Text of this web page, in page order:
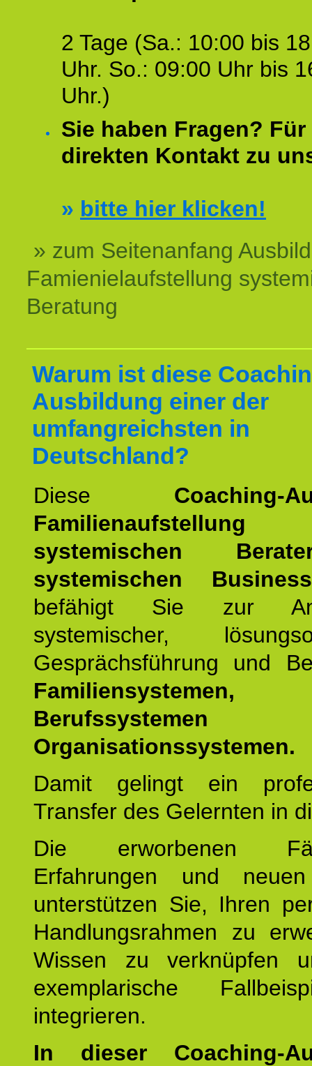
2 Tage (Sa.: 10:00 bis
Uhr. So.: 09:00 Uhr bis
Uhr.)
Sie haben Fragen?
direkten Kontakt zu
» bitte hier klicken!
» zum Seitenanfang
Famienielaufstellung
Beratung
Warum ist diese
Ausbildung einer der
umfangreichsten in
Deutschland?
Diese Coaching-
Familienaufstellung
systemischen
systemischen
befähigt Sie zur
systemischer,
Gesprächsführung und
Familiensystemen,
Organisationssystemen.
Damit gelingt ein
Transfer des Gelernten in
Die erworbenen
Erfahrungen und
unterstützen Sie, Ihren
Handlungsrahmen zu
Wissen zu verknüpfen
exemplarische
integrieren.
In dieser Coaching-